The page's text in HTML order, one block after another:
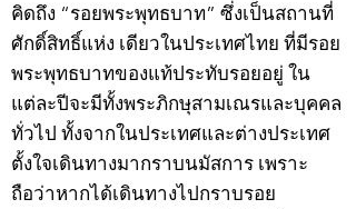
คิดถึง “รอยพระพุทธบาท” ซึ่งเป็นสถานที่
ศักดิ์สิทธิ์แห่ง เดียวในประเทศไทย ที่มีรอย
พระพุทธบาทของแท้ประทับรอยอยู่ ใน
แต่ละปีจะมีทั้งพระภิกษุสามเณรและบุคคล
ทั่วไป ทั้งจากในประเทศและต่างประเทศ
ตั้งใจเดินทางมากราบนมัสการ เพราะ
ถือว่าหากได้เดินทางไปกราบรอย